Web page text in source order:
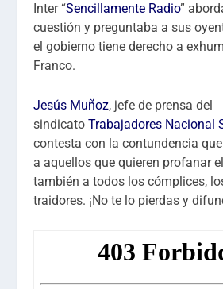
Inter “Sencillamente Radio”
cuestión y preguntaba a sus
el gobierno tiene derecho a
Franco.
Jesús Muñoz, jefe de prensa del
sindicatoTrabajadores Nacional
contesta con la contundencia
a aquellos que quieren profanar
también a todos los cómplices,
traidores. ¡No te lo pierdas y